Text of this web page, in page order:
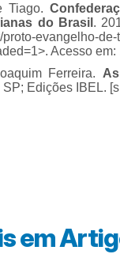
Tiago.
do Brasil .
proto-evangelho-
Acesso em:
Ferreira.
Edições IBEL.
em